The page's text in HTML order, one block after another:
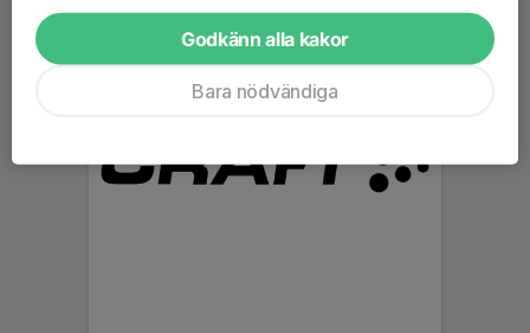
Godkänn alla kakor
Bara nödvändiga